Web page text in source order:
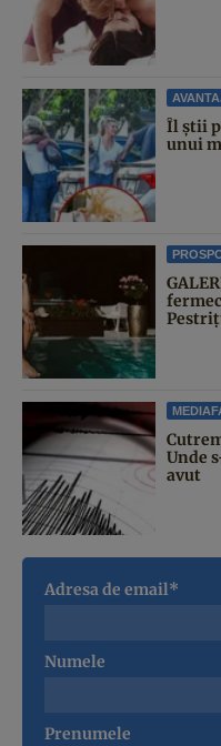
Îl știi
unui
Unde
avut
Adresa de email*
Numele
Prenumele